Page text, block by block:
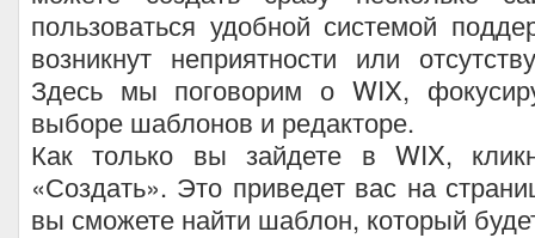
пользоваться удобной системой
возникнут неприятности или
Здесь мы поговорим о WIX,
выборе шаблонов и редакторе.
Как только вы зайдете в WIX,
«Создать». Это приведет вас на
вы сможете найти шаблон, который